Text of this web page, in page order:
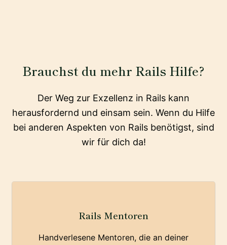
Brauchst du mehr Rails Hilfe?
Der Weg zur Exzellenz in Rails kann
herausfordernd und einsam sein. Wenn du Hilfe
bei anderen Aspekten von Rails benötigst, sind
wir für dich da!
Rails Mentoren
Handverlesene Mentoren, die an deiner